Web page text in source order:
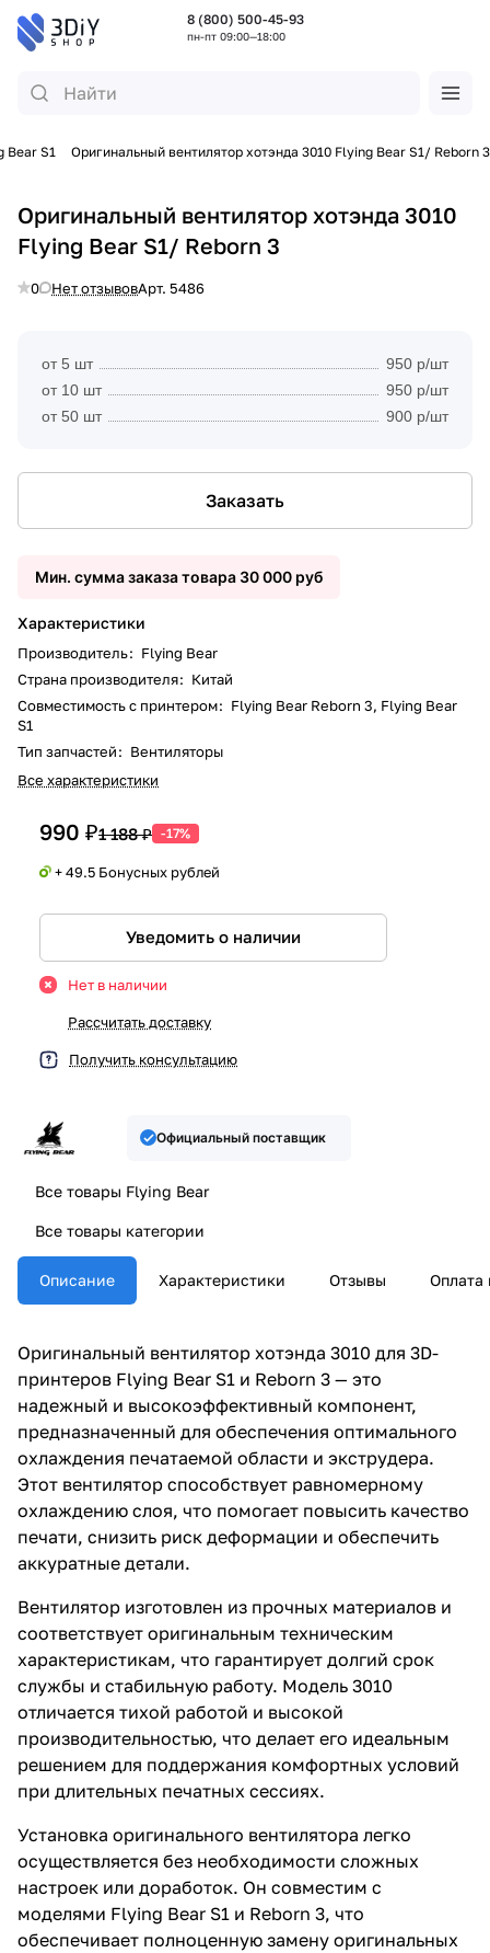
8 (800) 500-45-93
пн-пт 09:00—18:00
Bear S1 Оригинальный вентилятор хотэнда 3010 Flying Bear S1/ Reborn 3
Оригинальный вентилятор хотэнда 3010
Flying Bear S1/ Reborn 3
0 Нет отзывовАрт. 5486
от 5 шт
950 р/шт
от 10 шт
950 р/шт
от 50 шт
900 р/шт
Заказать
Мин. сумма заказа товара 30 000 руб
Характеристики
Производитель: Flying Bear
Страна производителя: Китай
Совместимость с принтером: Flying Bear Reborn 3, Flying Bear
S1
Тип запчастей: Вентиляторы
Все характеристики
990 ₽1 188 ₽ -17%
+ 49.5 Бонусных рублей
Уведомить о наличии
Нет в наличии
Рассчитать доставку
Получить консультацию
Официальный поставщик
Все товары Flying Bear
Все товары категории
Описание Характеристики Отзывы Оплата
Оригинальный вентилятор хотэнда 3010 для 3D-
принтеров Flying Bear S1 и Reborn 3 — это
надежный и высокоэффективный компонент,
предназначенный для обеспечения оптимального
охлаждения печатаемой области и экструдера.
Этот вентилятор способствует равномерному
охлаждению слоя, что помогает повысить качество
печати, снизить риск деформации и обеспечить
аккуратные детали.
Вентилятор изготовлен из прочных материалов и
соответствует оригинальным техническим
характеристикам, что гарантирует долгий срок
службы и стабильную работу. Модель 3010
отличается тихой работой и высокой
производительностью, что делает его идеальным
решением для поддержания комфортных условий
при длительных печатных сессиях.
Установка оригинального вентилятора легко
осуществляется без необходимости сложных
настроек или доработок. Он совместим с
моделями Flying Bear S1 и Reborn 3, что
обеспечивает полноценную замену оригинальных